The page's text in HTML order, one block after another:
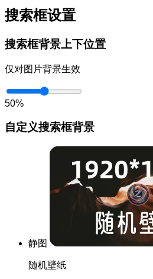
搜索框设置
搜索框背景上下位置
仅对图片背景生效
50%
自定义搜索框背景
静图
随机壁纸